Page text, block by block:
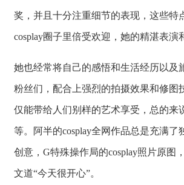
奖，并且十分注重细节的表现，这些特
cosplay圈子里倍受欢迎，她的精湛表演
她也经常将自己的感悟和生活经历以及
粉丝们，配合上强烈的拍摄效果和修图
仅能带给人们别样的艺术享受，总的来
等。阿半的cosplay全网作品总是充满了
创意，G特殊操作局的cosplay照片原图
文道“今天很开心”。